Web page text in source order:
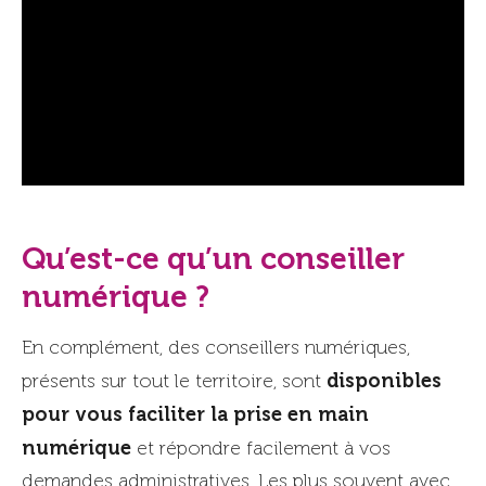
Qu’est-ce qu’un conseiller
numérique ?
En complément, des conseillers numériques,
présents sur tout le territoire, sont disponibles
pour vous faciliter la prise en main
numérique et répondre facilement à vos
demandes administratives. Les plus souvent avec